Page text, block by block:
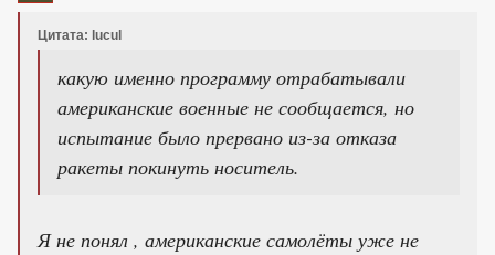
Цитата: lucul
какую именно программу отрабатывали
американские военные не сообщается, но
испытание было прервано из-за отказа
ракеты покинуть носитель.
Я не понял , американские самолёты уже не